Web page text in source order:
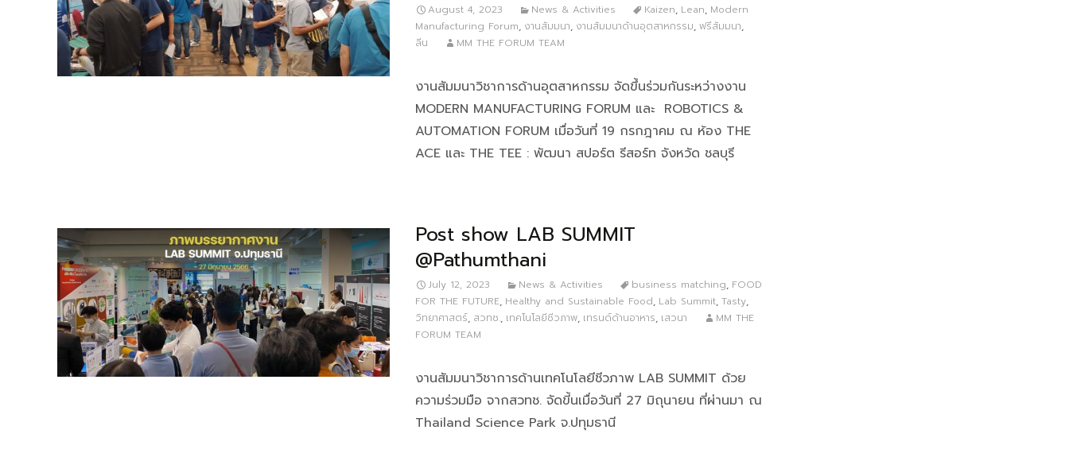
August 4, 2023 News & Activities Kaizen, Lean, Modern
Manufacturing Forum, งานสัมมนา, งานสัมมนาด้านอุตสาหกรรม, ฟรีสัมมนา,
ลีน
MM THE FORUM TEAM
งานสัมมนาวิชาการด้านอุตสาหกรรม จัดขึ้นร่วมกันระหว่างงาน
MODERN MANUFACTURING FORUM และ ROBOTICS &
AUTOMATION FORUM เมื่อวันที่ 19 กรกฎาคม ณ ห้อง THE
ACE และ THE TEE : พัฒนา สปอร์ต รีสอร์ท จังหวัด ชลบุรี
Post show LAB SUMMIT
@Pathumthani
July 12, 2023 News & Activities business matching, FOOD
FOR THE FUTURE, Healthy and Sustainable Food, Lab Summit, Tasty,
วิทยาศาสตร์, สวทช., เทคโนโลยีชีวภาพ, เทรนด์ด้านอาหาร, เสวนา
MM THE
FORUM TEAM
งานสัมมนาวิชาการด้านเทคโนโลยีชีวภาพ LAB SUMMIT ด้วย
ความร่วมมือ จากสวทช. จัดขี้นเมื่อวันที่ 27 มิถุนายน ที่ผ่านมา ณ
Thailand Science Park จ.ปทุมธานี